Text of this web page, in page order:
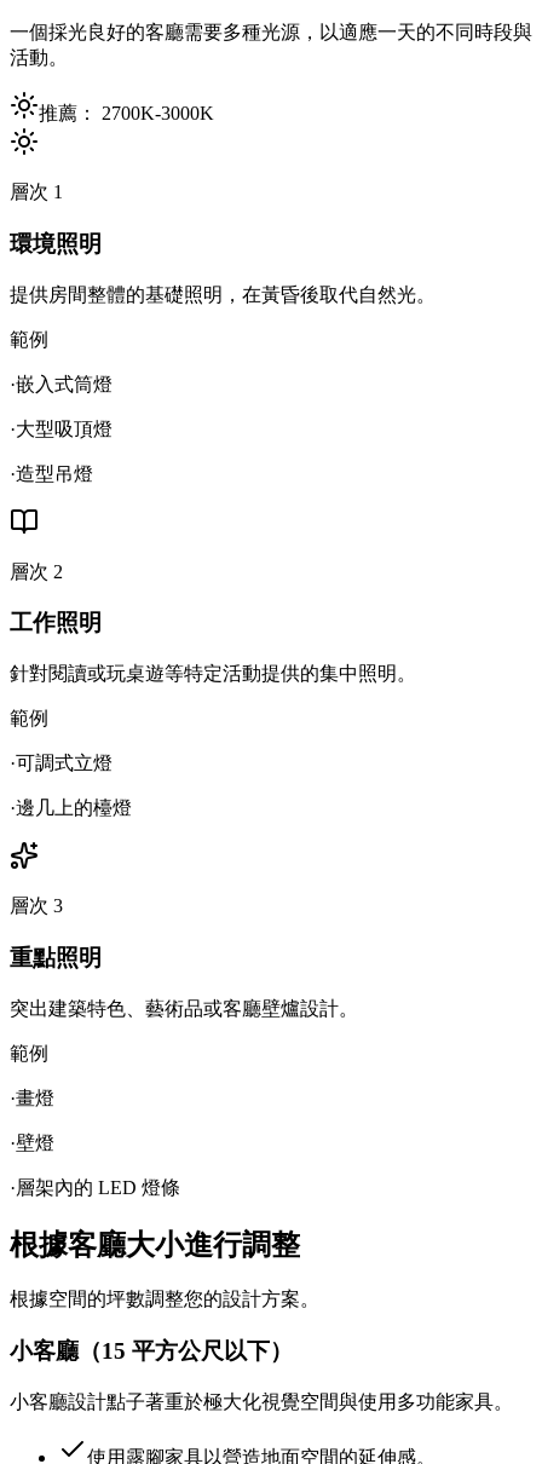
一個採光良好的客廳需要多種光源，以適應一天的不同時段與
活動。
推薦： 2700K-3000K
層次 1
環境照明
提供房間整體的基礎照明，在黃昏後取代自然光。
範例
·嵌入式筒燈
·大型吸頂燈
·造型吊燈
層次 2
工作照明
針對閱讀或玩桌遊等特定活動提供的集中照明。
範例
·可調式立燈
·邊几上的檯燈
層次 3
重點照明
突出建築特色、藝術品或客廳壁爐設計。
範例
·畫燈
·壁燈
·層架內的 LED 燈條
根據客廳大小進行調整
根據空間的坪數調整您的設計方案。
小客廳（15 平方公尺以下）
小客廳設計點子著重於極大化視覺空間與使用多功能家具。
使用露腳家具以營造地面空間的延伸感。